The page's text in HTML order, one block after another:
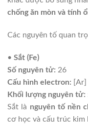
chống ăn mòn và tính
Các nguyên tố quan
• Sắt (Fe)
Số nguyên tử: 26
Cấu hình electron: [Ar]
Khối lượng nguyên tử:
Sắt là nguyên tố nền
cơ học và cấu trúc kim